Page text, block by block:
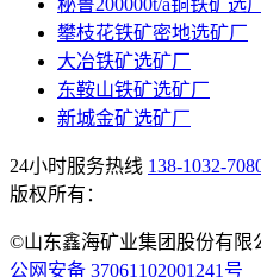
秘鲁200000t/a铜铁矿选
攀枝花铁矿密地选矿厂
大冶铁矿选矿厂
东鞍山铁矿选矿厂
新城金矿选矿厂
24小时服务热线 138-1032-
版权所有：
©山东鑫海矿业集团股份有限
公网安备 37061102001241号